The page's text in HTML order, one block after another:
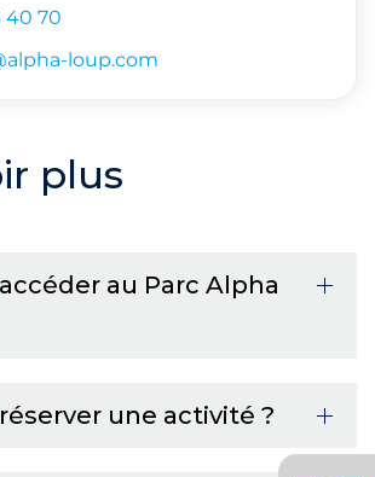
40 70
loup.com
plus
au Parc Alpha
une activité ?